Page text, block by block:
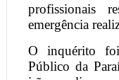
profissionais
emergência
O inquérito
Público da